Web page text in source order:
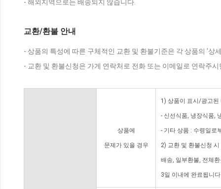
- 해외지역으로는 배송되지 않습니다.
교환/환불 안내
- 상품의 특성에 따른 구체적인 교환 및 환불기준은 각 상품의 '상
- 교환 및 환불신청은 가게 연락처로 전화 또는 이메일로 연락주
상품에
문제가 있을 경우
1) 상품이 표시/광고된
- 신선식품, 냉장식품,
- 기타 상품 : 수령일로
2) 교환 및 환불신청
배송, 일부환불, 전체
3일 이내에 완료됩니